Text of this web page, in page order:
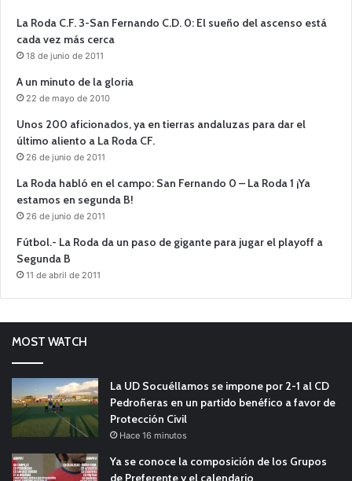
La Roda C.F. 3-San Fernando C.D. 0: El sueño del ascenso está
cada vez más cerca
18 de junio de 2011
A un minuto de la gloria
22 de mayo de 2010
Unos 200 aficionados, ya en tierras andaluzas para dar el
último aliento a La Roda CF.
26 de junio de 2011
La Roda habló en el campo: San Fernando 0 – La Roda 1 ¡Ya
estamos en segunda B!
26 de junio de 2011
Fútbol.- La Roda da un paso de gigante para jugar el playoff a
Segunda B
11 de abril de 2011
MOST WATCH
La UD Socuéllamos se impone por 2-1 al CD
Pedroñeras en un partido benéfico a favor de
Protección Civil
Hace 16 minutos
Ya se conoce la composición de los Grupos
de Preferente y el calendario